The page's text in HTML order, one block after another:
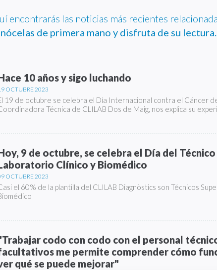
encontrarás las noticias más recientes
de primera mano y disfruta de su lectura.
10 años y sigo luchando
OCTUBRE 2023
19 de octubre se celebra el Día Internacional contra el Cáncer
Técnica de CLILAB Dos de Maig, nos explica su
9 de octubre, se celebra el Día del
Clínico y Biomédico
OCTUBRE 2023
el 60% de la plantilla del CLILAB Diagnòstics son Técnicos
codo con codo con el personal
me permite comprender cómo
qué se puede mejorar"